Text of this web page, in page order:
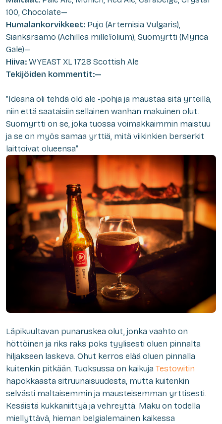
100, Chocolate—
Humalankorvikkeet: Pujo (Artemisia Vulgaris),
Siankärsämö (Achillea millefolium), Suomyrtti (Myrica
Gale)—
Hiiva:WYEAST XL 1728 Scottish Ale
Tekijöiden kommentit:—
”Ideana oli tehdä old ale -pohja ja maustaa sitä yrteillä,
niin että saataisiin sellainen wanhan makuinen olut.
Suomyrtti on se, joka tuossa voimakkaimmin maistuu
ja se on myös samaa yrttiä, mitä viikinkien berserkit
laittoivat olueensa”
Läpikuultavan punaruskea olut, jonka vaahto on
höttöinen ja riks raks poks tyylisesti oluen pinnalta
hiljakseen laskeva. Ohut kerros elää oluen pinnalla
kuitenkin pitkään. Tuoksussa on kaikuja Testowitin
hapokkaasta sitruunaisuudesta, mutta kuitenkin
selvästi maltaisemmin ja mausteisemman yrttisesti.
Kesäistä kukkaniittyä ja vehreyttä. Maku on todella
miellyttävä, hieman belgialemainen kaikessa